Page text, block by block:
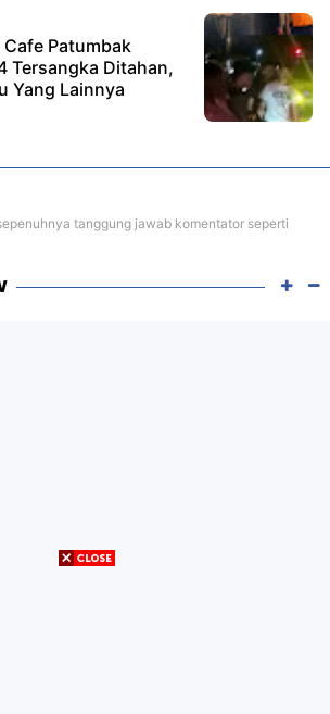
Patumbak
Tersangka Ditahan,
Yang Lainnya
tanggung jawab komentator seperti